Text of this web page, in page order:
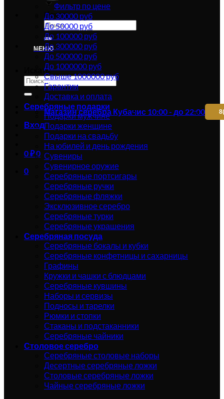
Искать:
МЕНЮ
Искать:
Магазин серебра Кубачис 10:00 - до 22:00
Вход
0₽0
0
Фильтр по цене
До 30000 руб
До 50000 руб
До 100000 руб
До 300000 руб
До 500000 руб
До 1000000 руб
Свыше 1000000 руб
Гарантии
Доставка и оплата
Серебряные подарки
Подарки мужчине
Подарки женщине
Подарки на свадьбу
На юбилей и день рождения
Сувениры
Сувенирное оружие
Серебряные портсигары
Серебряные ручки
Серебряные фляжки
Эксклюзивное серебро
Серебряные турки
Серебряные украшения
Серебряная посуда
Серебряные бокалы и кубки
Серебряные конфетницы и сахарницы
Графины
Кружки и чашки с блюдцами
Серебряные кувшины
Наборы и сервизы
Подносы и тарелки
Рюмки и стопки
Стаканы и подстаканники
Серебряные чайники
Столовое серебро
Серебряные столовые наборы
Десертные серебряные ложки
Столовые серебряные ложки
Чайные серебряные ложки